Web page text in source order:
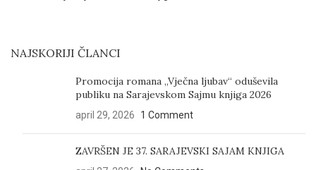
NAJSKORIJI ČLANCI
Promocija romana „Vječna ljubav“ oduševila
publiku na Sarajevskom Sajmu knjiga 2026
april 29, 2026 1 Comment
ZAVRŠEN JE 37. SARAJEVSKI SAJAM KNJIGA